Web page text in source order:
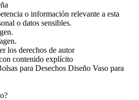
o información relevante a esta
o datos sensibles.
los derechos de autor
contenido explícito
para Desechos Diseño Vaso para